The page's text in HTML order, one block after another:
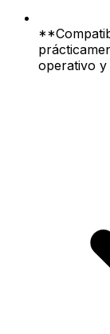
operativo y